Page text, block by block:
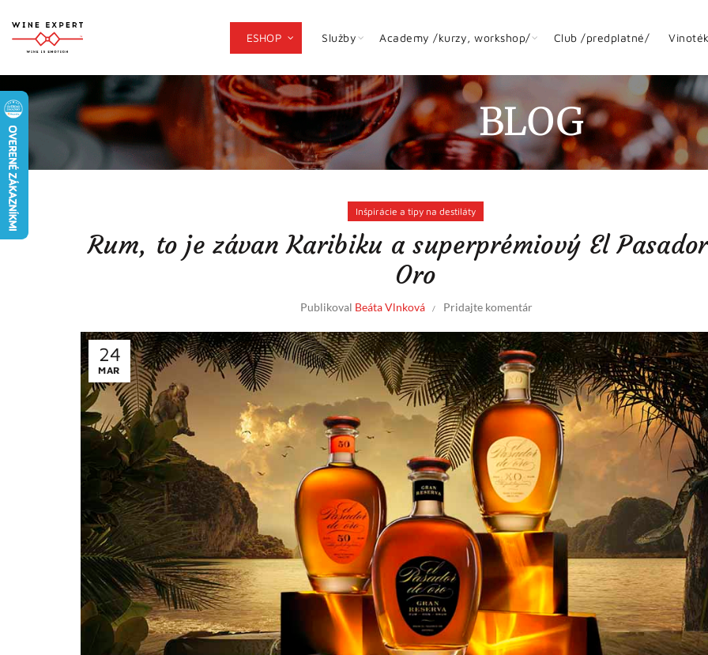
ESHOP Služby Academy /kurzy, workshop/ Club /predplatné/
BLOG
Inšpirácie a tipy na destiláty
Rum, to je závan Karibiku a superprémiový El
Oro
Publikoval Beáta Vlnková Pridajte komentár
24
MAR